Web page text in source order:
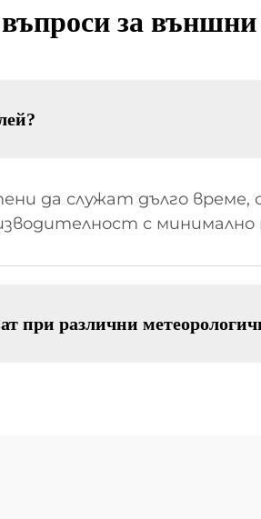
за
да служат дълго време,
с
при различни